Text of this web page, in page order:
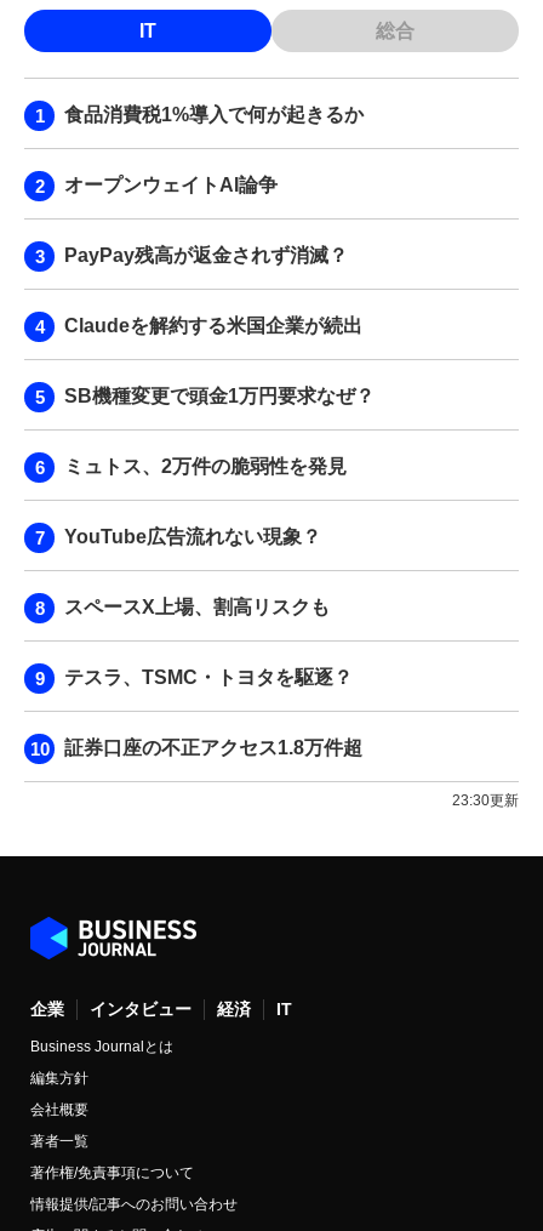
IT 総合
食品消費税1%導入で何が起きるか
オープンウェイトAI論争
PayPay残高が返金されず消滅？
Claudeを解約する米国企業が続出
SB機種変更で頭金1万円要求なぜ？
ミュトス、2万件の脆弱性を発見
YouTube広告流れない現象？
スペースX上場、割高リスクも
テスラ、TSMC・トヨタを駆逐？
証券口座の不正アクセス1.8万件超
23:30更新
企業 インタビュー 経済 IT
Business Journalとは
編集方針
会社概要
著者一覧
著作権/免責事項について
情報提供/記事へのお問い合わせ